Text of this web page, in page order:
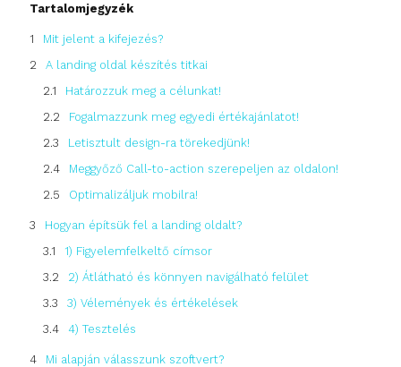
Tartalomjegyzék
Mit jelent a kifejezés?
A landing oldal készítés titkai
Határozzuk meg a célunkat!
Fogalmazzunk meg egyedi értékajánlatot!
Letisztult design-ra törekedjünk!
Meggyőző Call-to-action szerepeljen az oldalon!
Optimalizáljuk mobilra!
Hogyan építsük fel a landing oldalt?
1) Figyelemfelkeltő címsor
2) Átlátható és könnyen navigálható felület
3) Vélemények és értékelések
4) Tesztelés
Mi alapján válasszunk szoftvert?